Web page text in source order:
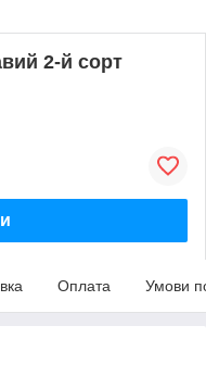
2-й сорт
Оплата Умови